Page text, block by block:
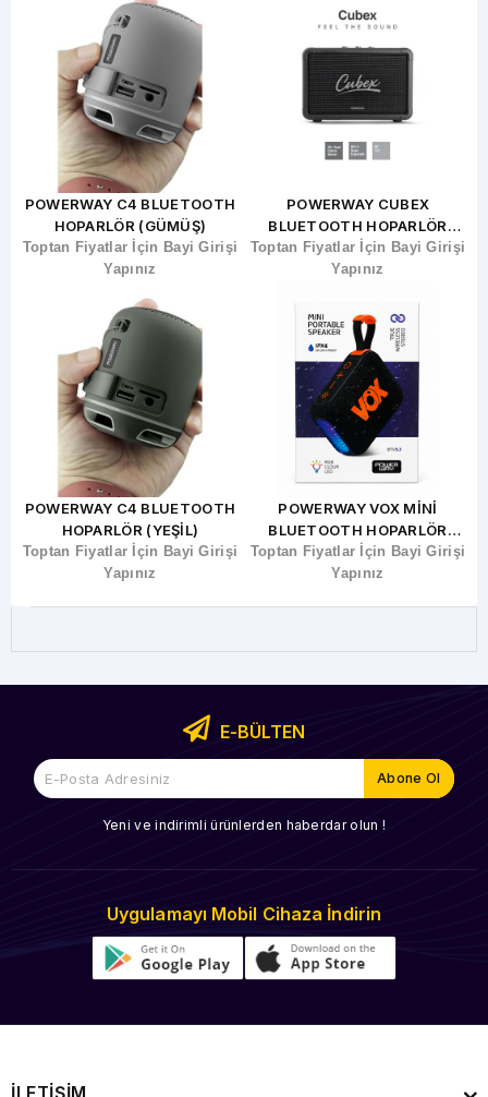
POWERWAY C4 BLUETOOTH
HOPARLÖR (GÜMÜŞ)
Toptan Fiyatlar İçin Bayi Girişi
Yapınız
POWERWAY C4 BLUETOOTH
HOPARLÖR (YEŞİL)
Toptan Fiyatlar İçin Bayi Girişi
Yapınız
POWERWAY CUBEX
BLUETOOTH HOPARLÖR
(SİYAH)
Toptan Fiyatlar İçin Bayi Girişi
Yapınız
POWERWAY VOX MİNİ
BLUETOOTH HOPARLÖR
(SİYAH)
Toptan Fiyatlar İçin Bayi Girişi
Yapınız
E-BÜLTEN
Yeni ve indirimli ürünlerden haberdar olun !
Uygulamayı Mobil Cihaza İndirin
İLETİŞİM